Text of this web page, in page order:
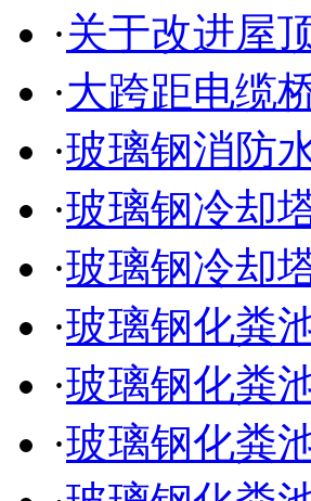
·关于改进屋
·大跨距电缆
·玻璃钢消防
·玻璃钢冷却
·玻璃钢冷却
·玻璃钢化粪
·玻璃钢化粪
·玻璃钢化粪